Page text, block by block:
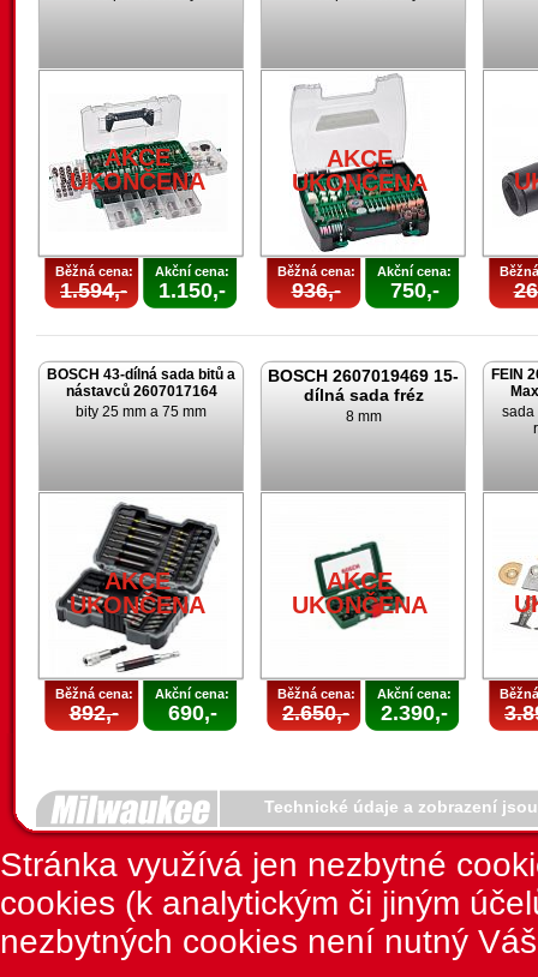
AKCE
UKONČENA
Běžná cena:
1.594,-
Akční cena:
1.150,-
AKCE
UKONČENA
Běžná cena:
936,-
Akční cena:
750,-
BOSCH 43-dílná sada bitů a
nástavců 2607017164
bity 25 mm a 75 mm
AKCE
UKONČENA
Běžná cena:
892,-
Akční cena:
690,-
BOSCH 2607019469 15-
dílná sada fréz
8 mm
AKCE
UKONČENA
Běžná cena:
2.650,-
Akční cena:
2.390,-
FEIN
sada
Technické údaje a zobrazení
Stránka využívá jen nezbytné
cookies (k analytickým či jiným
nezbytných cookies není nutný